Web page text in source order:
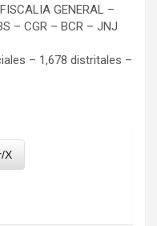
GENERAL –
– CGR – BCR – JNJ
– 1,678 distritales –
X